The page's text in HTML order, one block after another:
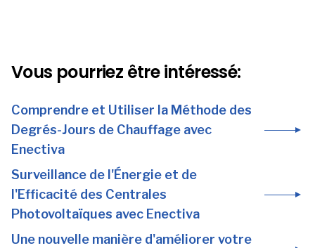
Vous pourriez être intéressé:
Comprendre et Utiliser la Méthode des
Degrés-Jours de Chauffage avec
Enectiva
Surveillance de l'Énergie et de
l'Efficacité des Centrales
Photovoltaïques avec Enectiva
Une nouvelle manière d'améliorer votre